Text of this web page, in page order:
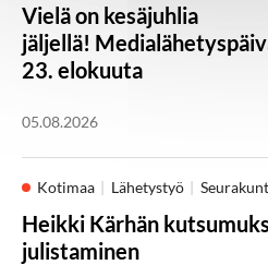
Vielä on kesäjuhlia
jäljellä!
23. elokuuta
05.08.2026
Kotimaa Lähetystyö
Heikki Kärhän
julistaminen